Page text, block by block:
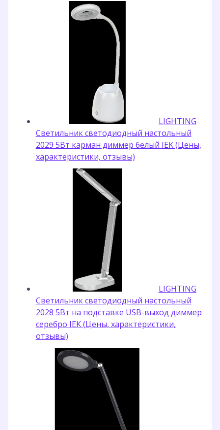
LIGHTING
Светильник светодиодный настольный
2029 5Вт карман диммер белый IEK (Цены,
характеристики, отзывы)
LIGHTING
Светильник светодиодный настольный
2028 5Вт на подставке USB-выход диммер
серебро IEK (Цены, характеристики,
отзывы)